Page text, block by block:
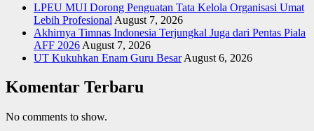
LPEU MUI Dorong Penguatan Tata Kelola Organisasi Umat
Lebih Profesional August 7, 2026
Akhirnya Timnas Indonesia Terjungkal Juga dari Pentas Piala
AFF 2026 August 7, 2026
UT Kukuhkan Enam Guru Besar August 6, 2026
Komentar Terbaru
No comments to show.